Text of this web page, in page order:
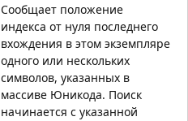
Сообщает положение
индекса от нуля последнего
вхождения в этом экземпляре
одного или нескольких
символов, указанных в
массиве Юникода. Поиск
начинается с указанной